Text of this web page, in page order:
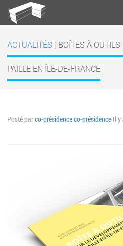
ACTUALITÉS | BOÎTES À
PAILLE EN ÎLE-DE-FRANCE
Posté parco-présidence co-présidence Il y